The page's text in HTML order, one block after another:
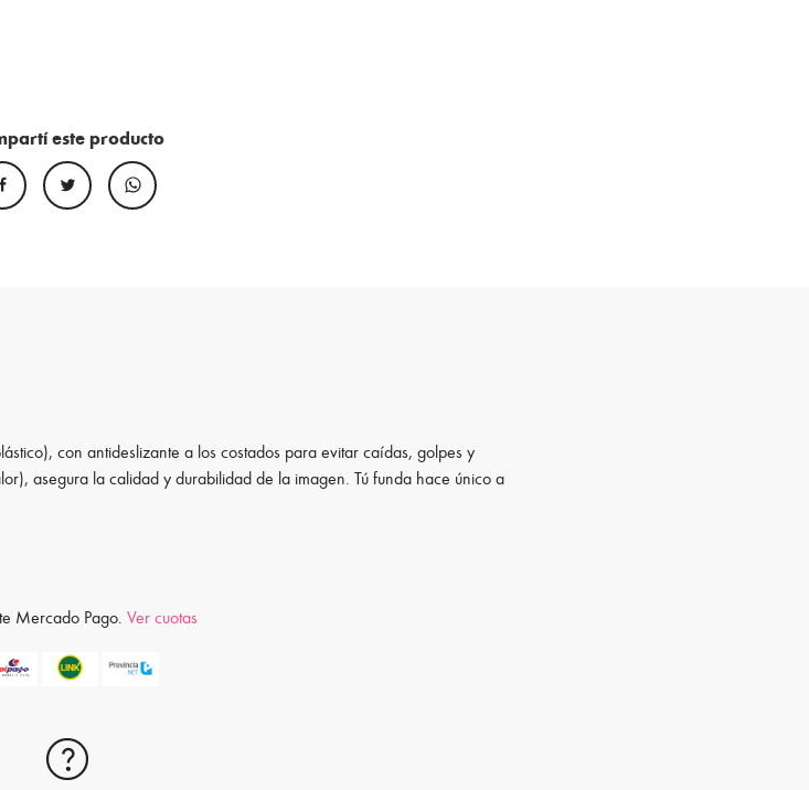
este producto
con antideslizante a los costados para evitar caídas, golpes y
asegura la calidad y durabilidad de la imagen. Tú funda hace único a
Mercado Pago.Ver cuotas